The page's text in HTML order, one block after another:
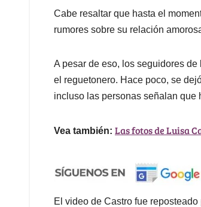
Cabe resaltar que hasta el
rumores sobre su relación
A pesar de eso, los seguidores
el reguetonero. Hace poco, se
incluso las personas señalan que
Vea también: Las fotos de Luisa
El video de Castro fue